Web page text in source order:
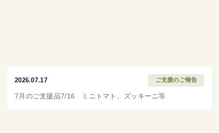
2026.07.17 ご支援のご報告
7月のご支援品7/16 ミニトマト、ズッキーニ等